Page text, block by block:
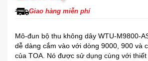
Giao hàng miễn phí
Mô-đun bộ thu không dây WTU-M9800-
dễ dàng cắm vào với dòng 9000, 900 và
của TOA. Nó được sử dụng cùng với